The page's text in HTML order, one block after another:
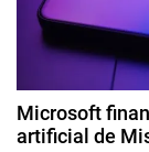
Microsoft
artificial de